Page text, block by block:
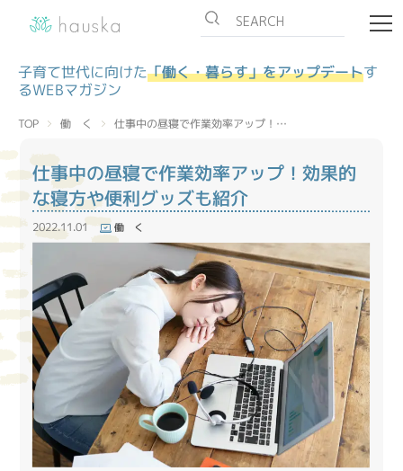
子育て世代に向けた「働く・暮らす」をアップデートす
るWEBマガジン
TOP 働 く 仕事中の昼寝で作業効率アップ！…
仕事中の昼寝で作業効率アップ！効果的
な寝方や便利グッズも紹介
2022.11.01 働 く